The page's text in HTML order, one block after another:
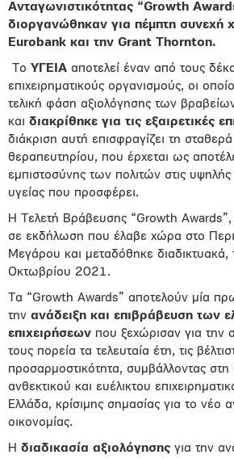
Ανταγωνιστικότητας “Growth
διοργανώθηκαν για πέμπτη συνεχή
Eurobank και την Grant Thornton.
Το ΥΓΕΙΑ αποτελεί έναν από τους
επιχειρηματικούς οργανισμούς, οι
τελική φάση αξιολόγησης των
και διακρίθηκε για τις εξαιρετικές
διάκριση αυτή επισφραγίζει τη
θεραπευτηρίου, που έρχεται ως
εμπιστοσύνης των πολιτών στις υψηλής
υγείας που προσφέρει.
Η Τελετή Βράβευσης “Growth
σε εκδήλωση που έλαβε χώρα στο
Μεγάρου και μεταδόθηκε
Οκτωβρίου 2021.
Τα “Growth Awards” αποτελούν μία
την ανάδειξη και επιβράβευση των
επιχειρήσεων που ξεχώρισαν για την
τους πορεία τα τελευταία έτη, τις
προσαρμοστικότητα, συμβάλλοντας
ανθεκτικού και ευέλικτου
Ελλάδα, κρίσιμης σημασίας για το νέο
οικονομίας.
Η διαδικασία αξιολόγησης για την